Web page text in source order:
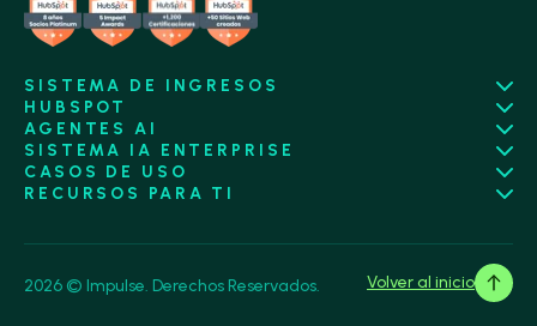
SISTEMA DE INGRESOS
HUBSPOT
AGENTES AI
SISTEMA IA ENTERPRISE
CASOS DE USO
RECURSOS PARA TI
2026 © Impulse. Derechos Reservados. Volver al inicio